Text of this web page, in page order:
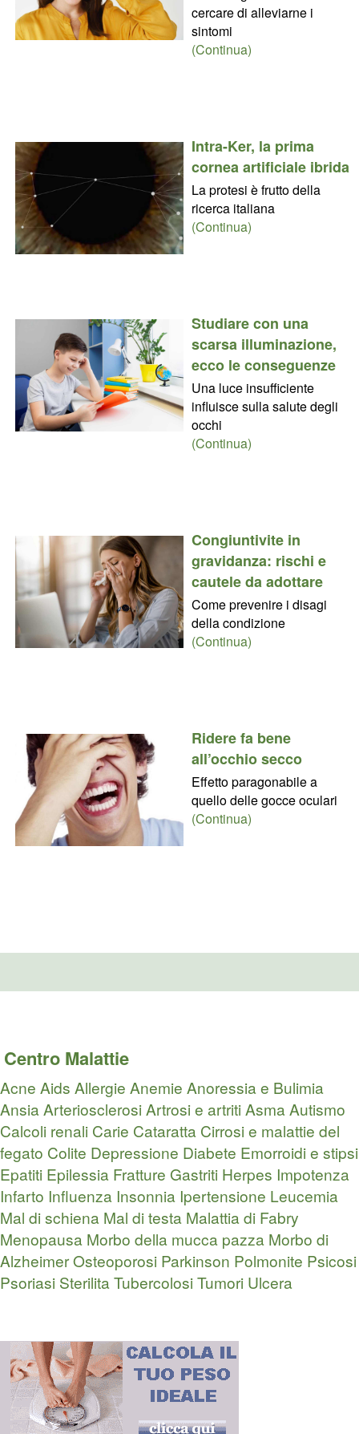
cercare di alleviarne i
sintomi
(Continua)
Intra-Ker, la prima
cornea artificiale ibrida
La protesi è frutto della
ricerca italiana
(Continua)
Studiare con una
scarsa illuminazione,
ecco le conseguenze
Una luce insufficiente
influisce sulla salute degli
occhi
(Continua)
Congiuntivite in
gravidanza: rischi e
cautele da adottare
Come prevenire i disagi
della condizione
(Continua)
Ridere fa bene
all’occhio secco
Effetto paragonabile a
quello delle gocce oculari
(Continua)
Centro Malattie
Acne Aids Allergie Anemie Anoressia e Bulimia
AnsiaArteriosclerosiArtrosi e artritiAsmaAutismo
Calcoli renali Carie Cataratta Cirrosi e malattie del
fegato Colite Depressione Diabete Emorroidi e stipsi
Epatiti Epilessia Fratture Gastriti Herpes Impotenza
Infarto Influenza Insonnia Ipertensione Leucemia
Mal di schiena Mal di testa Malattia di Fabry
Menopausa Morbo della mucca pazza Morbo di
AlzheimerOsteoporosi Parkinson Polmonite Psicosi
Psoriasi SterilitaTubercolosiTumori Ulcera